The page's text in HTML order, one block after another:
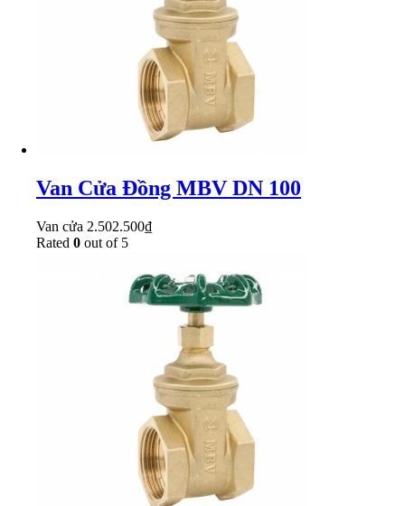
Van Cửa Đồng MBV DN 100
Van cửa 2.502.500₫
Rated 0 out of 5